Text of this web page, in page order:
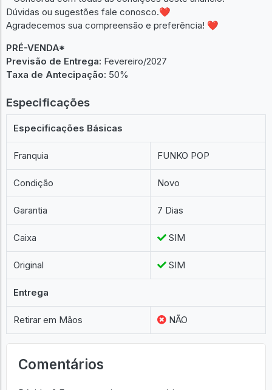
Dúvidas ou sugestões fale conosco.❤
Agradecemos sua compreensão e preferência! ❤
PRÉ-VENDA*
Previsão de Entrega: Fevereiro/2027
Taxa de Antecipação: 50%
Especificações
Especificações Básicas
Franquia FUNKO POP
Condição Novo
Garantia 7 Dias
Caixa SIM
Original SIM
Entrega
Retirar em Mãos NÃO
Comentários